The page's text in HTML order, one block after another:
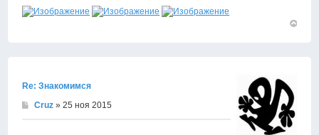
Re: Знакомимся
Cruz » 25 ноя 2015